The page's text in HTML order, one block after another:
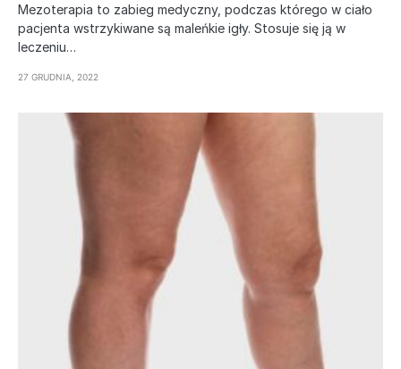
Mezoterapia to zabieg medyczny, podczas którego w ciało
pacjenta wstrzykiwane są maleńkie igły. Stosuje się ją w
leczeniu…
27 GRUDNIA, 2022